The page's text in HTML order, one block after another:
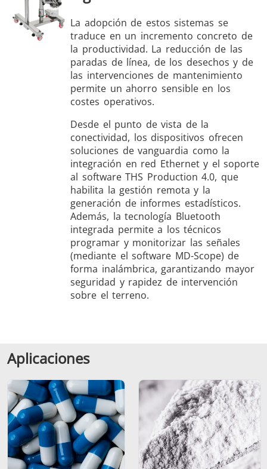
La adopción de estos sistemas se
traduce en un incremento concreto de
la productividad. La reducción de las
paradas de línea, de los desechos y de
las intervenciones de mantenimiento
permite un ahorro sensible en los
costes operativos.
Desde el punto de vista de la
conectividad, los dispositivos ofrecen
soluciones de vanguardia como la
integración en red Ethernet y el soporte
al software THS Production 4.0, que
habilita la gestión remota y la
generación de informes estadísticos.
Además, la tecnología Bluetooth
integrada permite a los técnicos
programar y monitorizar las señales
(mediante el software MD-Scope) de
forma inalámbrica, garantizando mayor
seguridad y rapidez de intervención
sobre el terreno.
Aplicaciones